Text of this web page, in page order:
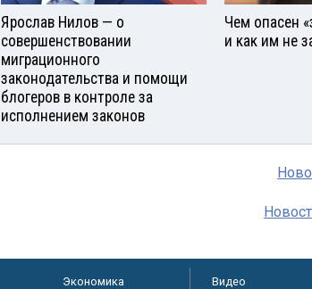
Ярослав Нилов — о
совершенствовании
миграционного
законодательства и помощи
блогеров в контроле за
исполнением законов
Чем опасен
и как им не
Экономика
Видео